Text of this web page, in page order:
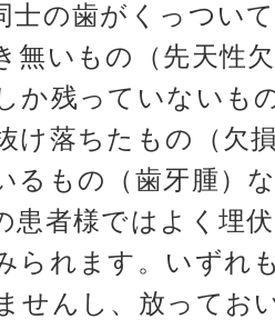
士の歯がくっつい
無いもの（先天性
か残っていないも
け落ちたもの（欠
るもの（歯牙腫）
患者様ではよく埋
られます。いずれ
せんし、放ってお